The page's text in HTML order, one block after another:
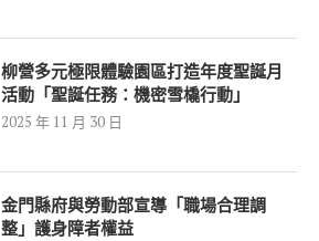
柳營多元極限體驗園區打造年度聖誕月
活動「聖誕任務：機密雪橇行動」
2025 年 11 月 30 日
金門縣府與勞動部宣導「職場合理調
整」護身障者權益